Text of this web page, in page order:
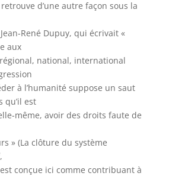
d’une autre façon sous la
René Dupuy, qui écrivait «
aux
national, international
à l’humanité suppose un saut
qu’il est
même, avoir des droits faute de
» (La clôture du système
est conçue ici comme contribuant à